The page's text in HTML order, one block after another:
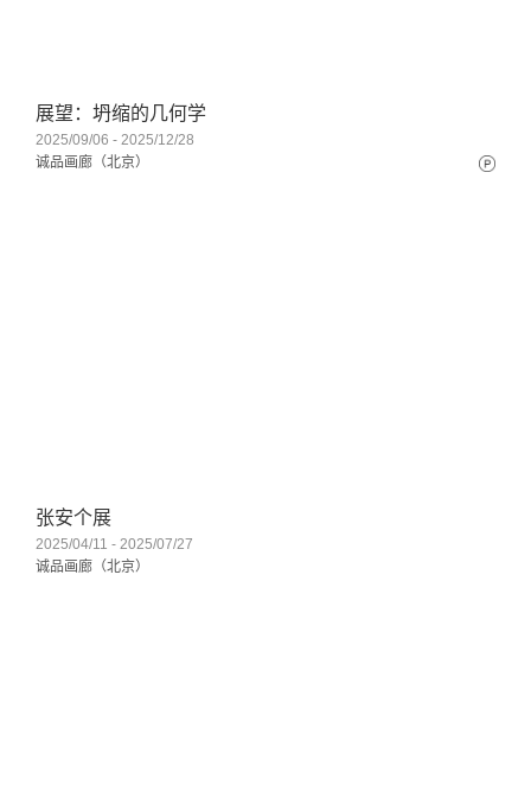
展望：坍缩的几何学
2025/09/06 - 2025/12/28
诚品画廊（北京）
张安个展
2025/04/11 - 2025/07/27
诚品画廊（北京）